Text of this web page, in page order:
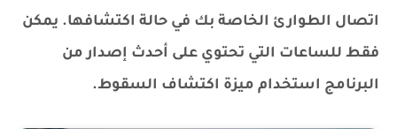
اتصال الطوارئ الخاصة بك في حالة اكتشافها. يمكن
فقط للساعات التي تحتوي على أحدث إصدار من
البرنامج استخدام ميزة اكتشاف السقوط.